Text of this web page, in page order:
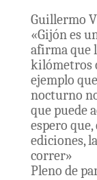
Guillermo
«Gijón es
afirma que
kilómetros
ejemplo
nocturno
que puede
espero
ediciones,
correr»
Pleno de